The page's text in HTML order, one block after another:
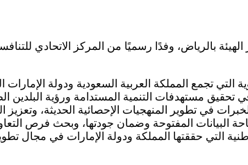
بالرياض، وفدًا رسميًا من المركز الاتحادي
تجمع المملكة العربية السعودية ودولة الإمارات
تحقيق مستهدفات التنمية المستدامة ورؤية
في تطوير المنهجيات الإحصائية الحديثة، وتعزيز
المفتوحة وضمان جودتها، وبحث فرص
التي حققتها المملكة ودولة الإمارات في مجال